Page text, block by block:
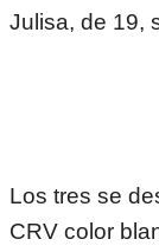
Julisa, de 19,
Los tres se
CRV color